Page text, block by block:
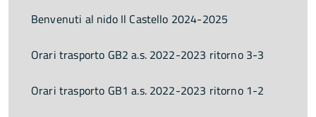
Benvenuti al nido Il Castello 2024-2025
Orari trasporto GB2 a.s. 2022-2023 ritorno 3-3
Orari trasporto GB1 a.s. 2022-2023 ritorno 1-2